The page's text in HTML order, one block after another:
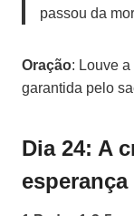
passou da
Oração: Louve
garantida pelo
Dia 24: A
esperança